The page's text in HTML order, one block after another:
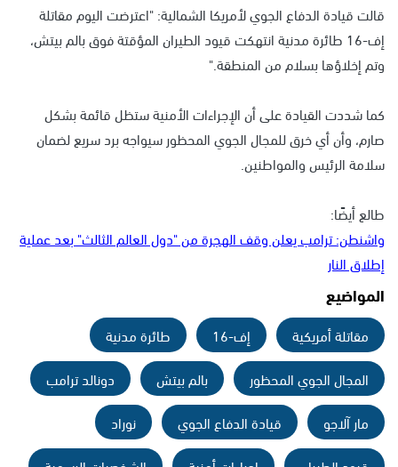
قالت قيادة الدفاع الجوي لأمريكا الشمالية: "اعترضت اليوم مقاتلة
إف-16 طائرة مدنية انتهكت قيود الطيران المؤقتة فوق بالم بيتش،
وتم إخلاؤها بسلام من المنطقة."
كما شددت القيادة على أن الإجراءات الأمنية ستظل قائمة بشكل
صارم، وأن أي خرق للمجال الجوي المحظور سيواجه برد سريع لضمان
سلامة الرئيس والمواطنين.
طالع أيضًا:
واشنطن: ترامب يعلن وقف الهجرة من "دول العالم الثالث" بعد عملية
إطلاق النار
المواضيع
مقاتلة أمريكية إف-16
طائرة مدنية
المجال الجوي المحظور
بالم بيتش
دونالد ترامب
مار آلاجو
قيادة الدفاع الجوي
نوراد